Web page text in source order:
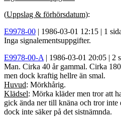
(Uppslag & förhörsdatum):
E9978-00 | 1986-03-01 12:15 | 1
Inga signalementsuppgifter.
E9978-00-A | 1986-03-01 20:05 | 2
Man. Cirka 40 år gammal. Cirka
men dock kraftig hellre än smal.
Huvud: Mörkhårig.
Klädsel: Mörka kläder men tror att
gick ända ner till knäna och tror
dock inte säker på det sistnämnda.